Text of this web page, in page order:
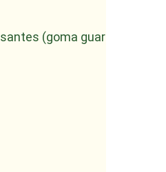
(goma guar